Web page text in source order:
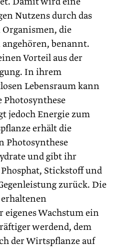
Nutzens durch das
die
benannt.
Vorteil aus der
In ihrem
Lebensraum kann
jedoch Energie zum
erhält die
Photosynthese
und gibt ihr
Stickstoff und
zurück. Die
Wachstum ein
werdend, dem
der Wirtspflanze auf